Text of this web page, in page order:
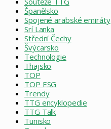
Španělsko
Spojené arabské emiráty
Srí Lanka
Střední Čechy
Švýcarsko
Technologie
Thajsko
TOP
TOP ESG
Trendy
TTG encyklopedie
TTG Talk
Tunisko